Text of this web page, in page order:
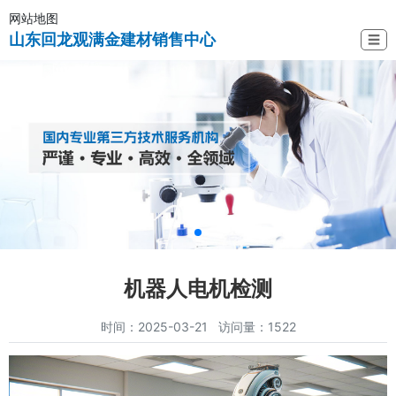
网站地图
山东回龙观满金建材销售中心 ☰
机器人电机检测
时间：2025-03-21 访问量：1522